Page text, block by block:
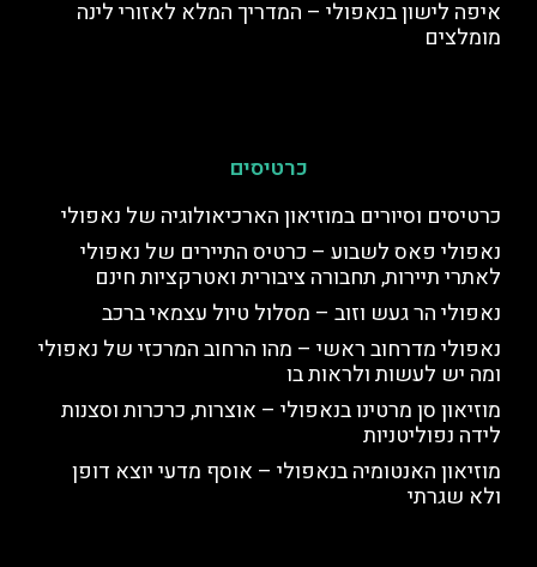
איפה לישון בנאפולי – המדריך המלא לאזורי לינה
מומלצים
כרטיסים
כרטיסים וסיורים במוזיאון הארכיאולוגיה של נאפולי
נאפולי פאס לשבוע – כרטיס התיירים של נאפולי
לאתרי תיירות, תחבורה ציבורית ואטרקציות חינם
נאפולי הר געש וזוב – מסלול טיול עצמאי ברכב
נאפולי מדרחוב ראשי – מהו הרחוב המרכזי של נאפולי
ומה יש לעשות ולראות בו
מוזיאון סן מרטינו בנאפולי – אוצרות, כרכרות וסצנות
לידה נפוליטניות
מוזיאון האנטומיה בנאפולי – אוסף מדעי יוצא דופן
ולא שגרתי